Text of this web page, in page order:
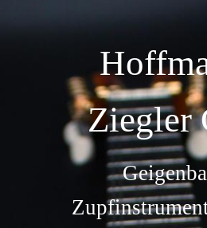
Ziegler